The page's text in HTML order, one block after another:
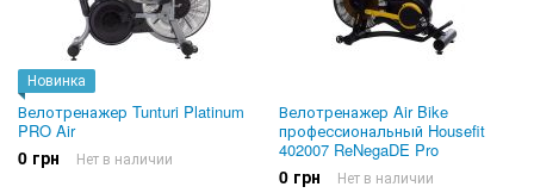
Новинка
Велотренажер Tunturi Platinum
PRO Air
0 грн Нет в наличии
Велотренажер Air Bike
профессиональный Housefit
402007 ReNegaDE Pro
0 грн Нет в наличии